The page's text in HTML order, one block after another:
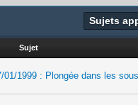
Sujets
Sujet
01/1999 : Plongée dans les